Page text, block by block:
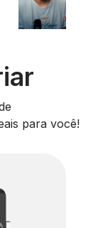
para você!